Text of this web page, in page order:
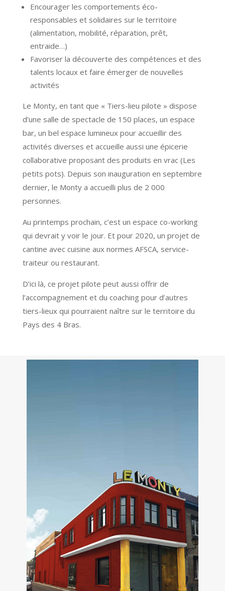
Encourager les comportements éco-
responsables et solidaires sur le territoire
(alimentation, mobilité, réparation, prêt,
entraide…)
Favoriser la découverte des compétences et des
talents locaux et faire émerger de nouvelles
activités
Le Monty, en tant que « Tiers-lieu pilote » dispose
d’une salle de spectacle de 150 places, un espace
bar, un bel espace lumineux pour accueillir des
activités diverses et accueille aussi une épicerie
collaborative proposant des produits en vrac (Les
petits pots). Depuis son inauguration en septembre
dernier, le Monty a accueilli plus de 2 000
personnes.
Au printemps prochain, c’est un espace co-working
qui devrait y voir le jour. Et pour 2020, un projet de
cantine avec cuisine aux normes AFSCA, service-
traiteur ou restaurant.
D’ici là, ce projet pilote peut aussi offrir de
l’accompagnement et du coaching pour d’autres
tiers-lieux qui pourraient naître sur le territoire du
Pays des 4 Bras.